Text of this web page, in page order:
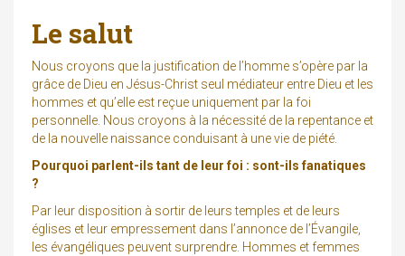
Le salut
Nous croyons que la justification de l’homme s’opère par la
grâce de Dieu en Jésus-Christ seul médiateur entre Dieu et les
hommes et qu’elle est reçue uniquement par la foi
personnelle. Nous croyons à la nécessité de la repentance et
de la nouvelle naissance conduisant à une vie de piété.
Pourquoi parlent-ils tant de leur foi : sont-ils fanatiques
?
Par leur disposition à sortir de leurs temples et de leurs
églises et leur empressement dans l’annonce de l’Évangile,
les évangéliques peuvent surprendre. Hommes et femmes